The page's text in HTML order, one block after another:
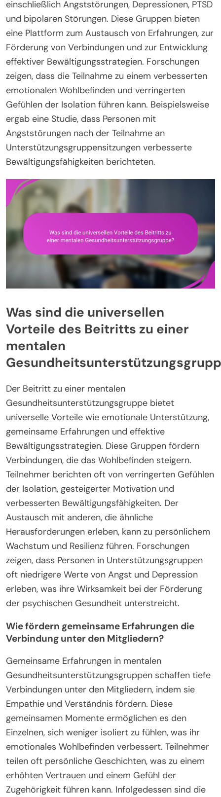
einschließlich Angststörungen, Depressionen, PTSD
und bipolaren Störungen. Diese Gruppen bieten
eine Plattform zum Austausch von Erfahrungen, zur
Förderung von Verbindungen und zur Entwicklung
effektiver Bewältigungsstrategien. Forschungen
zeigen, dass die Teilnahme zu einem verbesserten
emotionalen Wohlbefinden und verringerten
Gefühlen der Isolation führen kann. Beispielsweise
ergab eine Studie, dass Personen mit
Angststörungen nach der Teilnahme an
Unterstützungsgruppensitzungen verbesserte
Bewältigungsfähigkeiten berichteten.
Was sind die universellen
Vorteile des Beitritts zu einer
mentalen
Der Beitritt zu einer mentalen
Gesundheitsunterstützungsgruppe bietet
universelle Vorteile wie emotionale Unterstützung,
gemeinsame Erfahrungen und effektive
Bewältigungsstrategien. Diese Gruppen fördern
Verbindungen, die das Wohlbefinden steigern.
Teilnehmer berichten oft von verringerten Gefühlen
der Isolation, gesteigerter Motivation und
verbesserten Bewältigungsfähigkeiten. Der
Austausch mit anderen, die ähnliche
Herausforderungen erleben, kann zu persönlichem
Wachstum und Resilienz führen. Forschungen
zeigen, dass Personen in Unterstützungsgruppen
oft niedrigere Werte von Angst und Depression
erleben, was ihre Wirksamkeit bei der Förderung
der psychischen Gesundheit unterstreicht.
Wie fördern gemeinsame Erfahrungen die
Verbindung unter den Mitgliedern?
Gemeinsame Erfahrungen in mentalen
Gesundheitsunterstützungsgruppen schaffen tiefe
Verbindungen unter den Mitgliedern, indem sie
Empathie und Verständnis fördern. Diese
gemeinsamen Momente ermöglichen es den
Einzelnen, sich weniger isoliert zu fühlen, was ihr
emotionales Wohlbefinden verbessert. Teilnehmer
teilen oft persönliche Geschichten, was zu einem
erhöhten Vertrauen und einem Gefühl der
Zugehörigkeit führen kann. Infolgedessen sind die